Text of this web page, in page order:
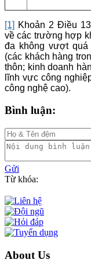
[1] Khoản 2 Điều
về các trường hợp
đa không vượt quá
(các khách hàng
thôn; kinh doanh
lĩnh vực công
công nghệ cao).
Bình luận:
Gửi
Từ khóa:
About Us